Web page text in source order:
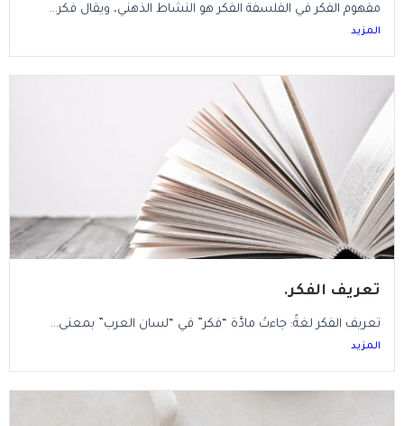
مفهوم الفكر في الفلسفة الفكر هو النشاط الذهني، ويقال فكر...
المزيد
تعريف الفكر.
تعريف الفكر لغةً: جاءتْ مادَّة “فكر” في “لسان العرب” بمعنى...
المزيد